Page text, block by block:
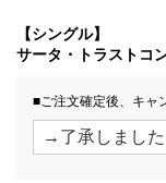
発生
場合
【シングル】
サータ・トラストコ
■ご注文確定後、キャ